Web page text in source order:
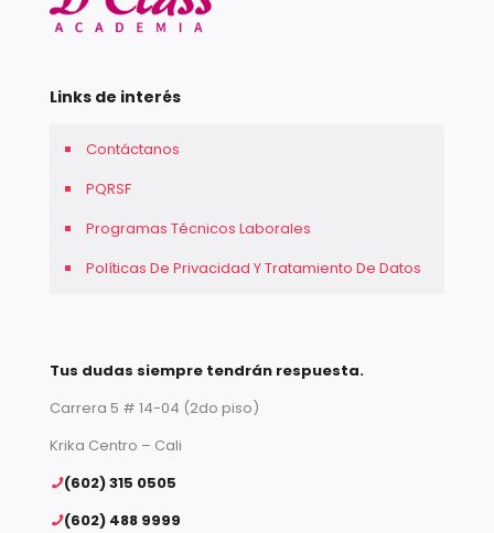
Links de interés
Contáctanos
PQRSF
Programas Técnicos Laborales
Políticas De Privacidad Y Tratamiento De Datos
Tus dudas siempre tendrán respuesta.
Carrera 5 # 14-04 (2do piso)
Krika Centro – Cali
(602) 315 0505
(602) 488 9999